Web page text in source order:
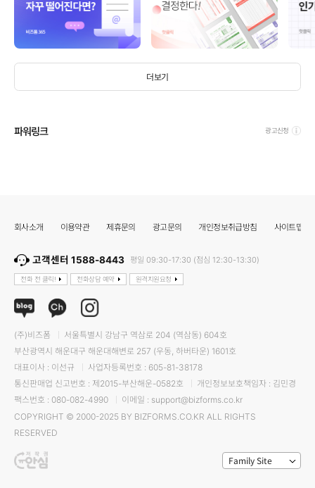
더보기
파워링크 광고신청
회사소개 이용약관 제휴문의 광고문의 개인정보취급방침 사이트맵
고객센터 1588-8443 평일 09:30-17:30 (점심 12:30-13:30)
전화 전 클릭! 전화상담 예약 원격지원요청
(주)비즈폼
서울특별시 강남구 역삼로 204 (역삼동) 604호
부산광역시 해운대구 해운대해변로 257 (우동, 하버타운) 1601호
대표이사 : 이선규
사업자등록번호 : 605-81-38178
통신판매업 신고번호 : 제2015-부산해운-0582호
개인정보보호책임자 : 김민경
팩스번호 : 080-082-4990
이메일 : support@bizforms.co.kr
COPYRIGHT © 2000-2025 BY BIZFORMS.CO.KR ALL RIGHTS
RESERVED
Family Site